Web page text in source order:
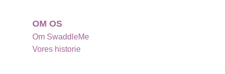
OM OS
Om SwaddleMe
Vores historie